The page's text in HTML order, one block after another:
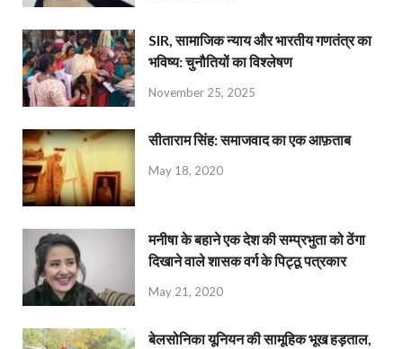
SIR, सामाजिक न्याय और भारतीय गणतंत्र का
भविष्य: चुनौतियों का विश्लेषण
November 25, 2025
सीताराम सिंह: समाजवाद का एक आफ़ताब
May 18, 2020
मनीषा के बहाने एक देश की सम्प्रभुता को ठेंगा
दिखाने वाले शासक वर्ग के पिट्ठू पत्रकार
May 21, 2020
बेलसोनिका यूनियन की सामूहिक भूख हड़ताल,